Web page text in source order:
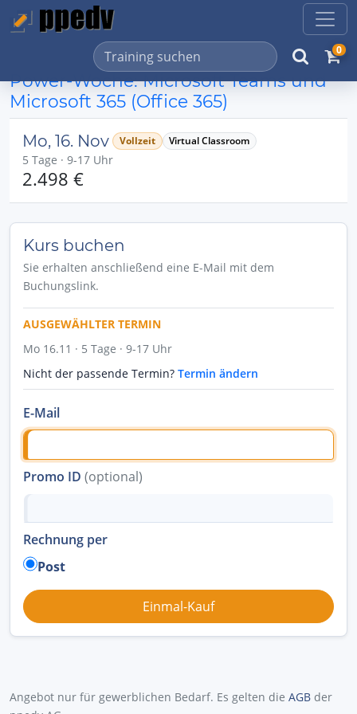
0
Power-Woche: Microsoft Teams und
Microsoft 365 (Office 365)
Mo, 16. Nov Vollzeit Virtual Classroom
5 Tage · 9-17 Uhr
2.498 €
Kurs buchen
Sie erhalten anschließend eine E-Mail mit dem
Buchungslink.
AUSGEWÄHLTER TERMIN
Mo 16.11 · 5 Tage · 9-17 Uhr
Nicht der passende Termin? Termin ändern
E-Mail
Promo ID (optional)
Rechnung per
Post
Angebot nur für gewerblichen Bedarf. Es gelten die AGB der